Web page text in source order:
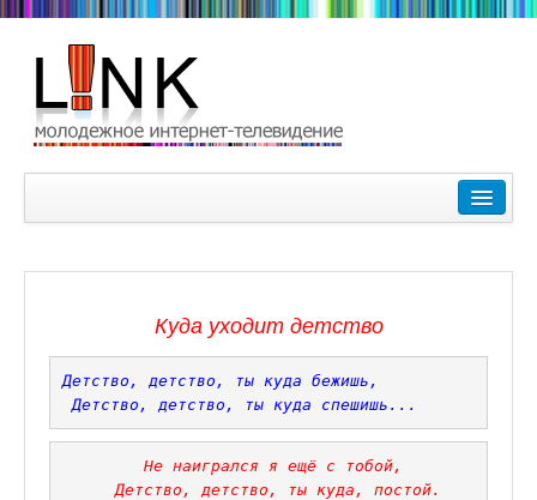
Зимние Олимпийские игры 2018. Заметки наших
Любимые фильмы Любимые актеры
Царское Село в Санкт-Петербурге
Прогулки по Царскому Селу. Зима.
Куда уходит детство
Детство, детство, ты куда бежишь,
Детство, детство, ты куда спешишь...
Не наигрался я ещё с тобой,
Детство, детство, ты куда, постой.